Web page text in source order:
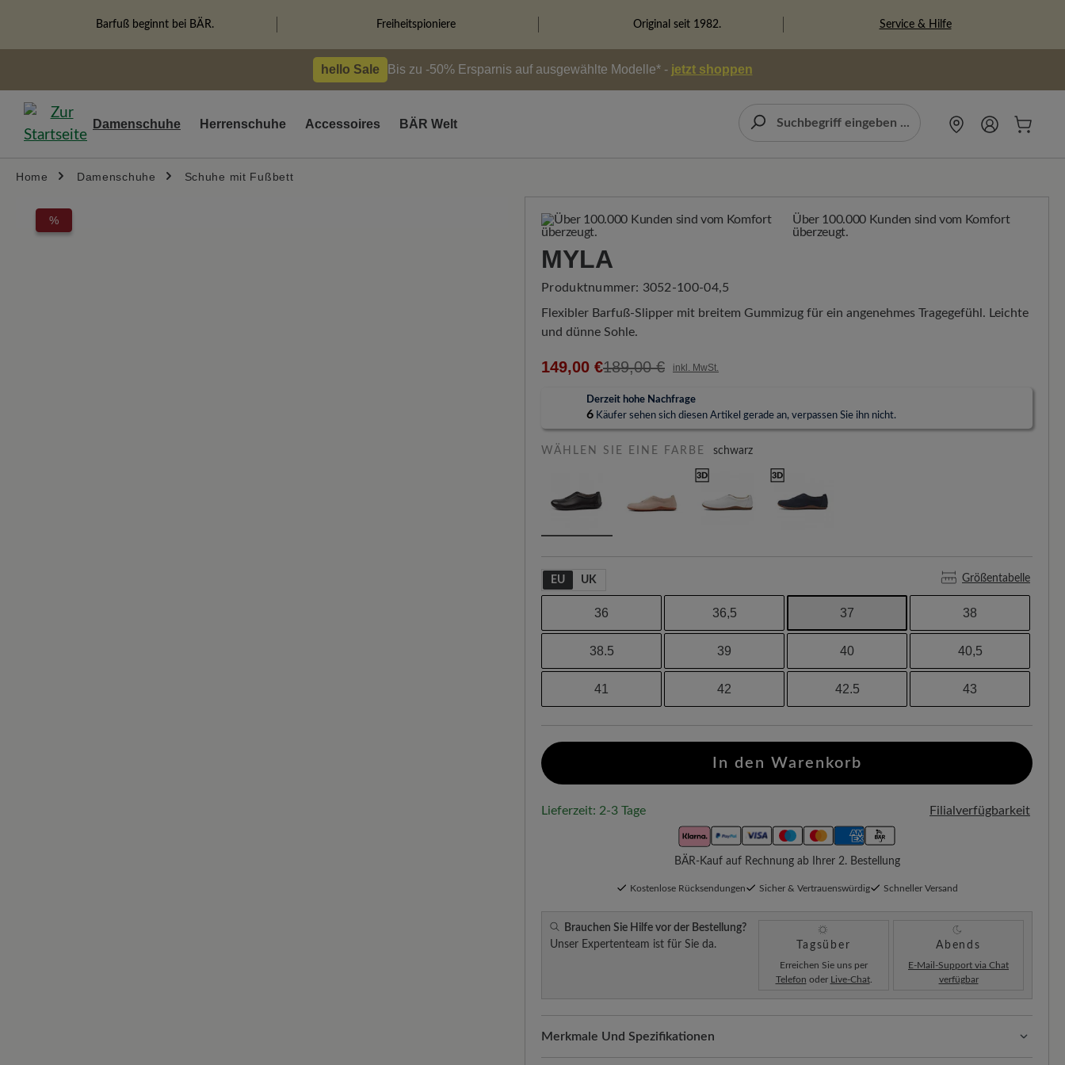
Zur Hauptnavigation springen
Barfuß beginnt bei BÄR. Freiheitspioniere Original seit 1982. Service & Hilfe
hello Sale Bis zu -50% Ersparnis auf ausgewählte Modelle* - jetzt shoppen
Damenschuhe Herrenschuhe Accessoires BÄR Welt
Home Damenschuhe Schuhe mit Fußbett
%
Bildergalerie überspringen
Über 100.000 Kunden sind vom Komfort
überzeugt.
MYLA
Produktnummer: 3052-100-04,5
Flexibler Barfuß-Slipper mit breitem Gummizug für ein angenehmes Tragegefühl. Leichte
und dünne Sohle.
149,00 €189,00 € inkl. MwSt.
Derzeit hohe Nachfrage
6 Käufer sehen sich diesen Artikel gerade an, verpassen Sie ihn nicht.
WÄHLEN SIE EINE FARBE schwarz
EU UK Größentabelle
36 36,5 37 38
38.5 39 40 40,5
41 42 42.5 43
In den Warenkorb
Lieferzeit: 2-3 Tage Filialverfügbarkeit
BÄR-Kauf auf Rechnung ab Ihrer 2. Bestellung
Kostenlose Rücksendungen Sicher & Vertrauenswürdig Schneller Versand
Brauchen Sie Hilfe vor der Bestellung?
Unser Expertenteam ist für Sie da.
Tagsüber
Erreichen Sie uns per
Telefon oder Live-Chat.
Abends
E-Mail-Support via Chat
verfügbar
Merkmale Und Spezifikationen
Freeyourfeet!Die perfekte Passform mit 100% Zehenfreiheit. Natürlich geformte